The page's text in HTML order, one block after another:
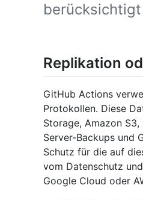
Replikation
GitHub Actions
Protokollen. Diese
Storage, Amazon
Server-Backups und
Schutz für die auf
vom Datenschutz
Google Cloud oder